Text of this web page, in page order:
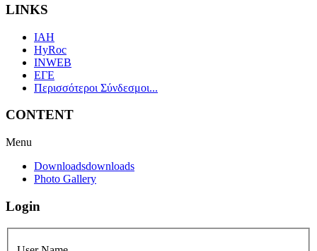
LINKS
IAH
HyRoc
INWEB
ΕΓΕ
Περισσότεροι Σύνδεσμοι...
CONTENT
Menu
Downloadsdownloads
Photo Gallery
Login